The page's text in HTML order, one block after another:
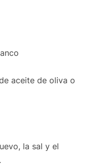
aceite de oliva o
la sal y el